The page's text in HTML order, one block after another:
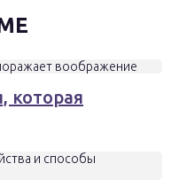
которая